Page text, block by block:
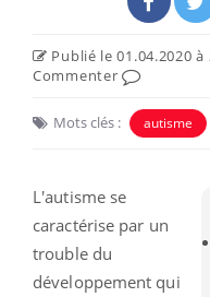
Publié le 01.04.2020 à
Commenter
Mots clés : autisme
L'autisme se
caractérise par un
trouble du
développement qui